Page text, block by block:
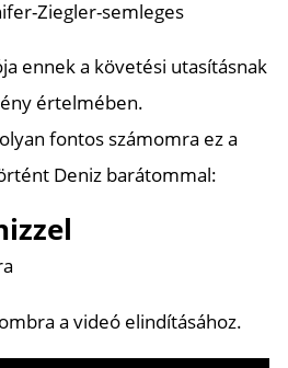
ennek a követési utasításnak
értelmében.
fontos számomra ez a
Deniz barátommal:
a videó elindításához.